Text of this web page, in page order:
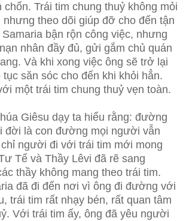
chốn. Trái tim chung thuỷ không mỏi
nhưng theo dõi giúp đỡ cho đến tận
bận rộn công việc, nhưng
nhân đầy đủ, gửi gắm chủ quán
Và khi xong việc ông sẽ trở lại
săn sóc cho đến khi khỏi hẳn.
một trái tim chung thuỷ vẹn toàn.
Giêsu dạy ta hiểu rằng: đường
đời là con đường mọi người vẫn
người đi với trái tim mới mong
Tế và Thầy Lêvi đã rẽ sang
thầy không mang theo trái tim.
đã đi đến nơi vì ông đi đường với
trái tim rất nhạy bén, rất quan tâm
Với trái tim ấy, ông đã yêu người